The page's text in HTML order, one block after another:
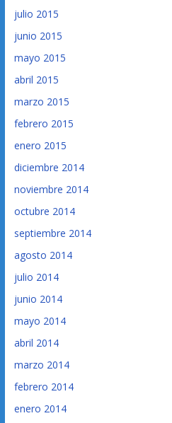
julio 2015
junio 2015
mayo 2015
abril 2015
marzo 2015
febrero 2015
enero 2015
diciembre 2014
noviembre 2014
octubre 2014
septiembre 2014
agosto 2014
julio 2014
junio 2014
mayo 2014
abril 2014
marzo 2014
febrero 2014
enero 2014